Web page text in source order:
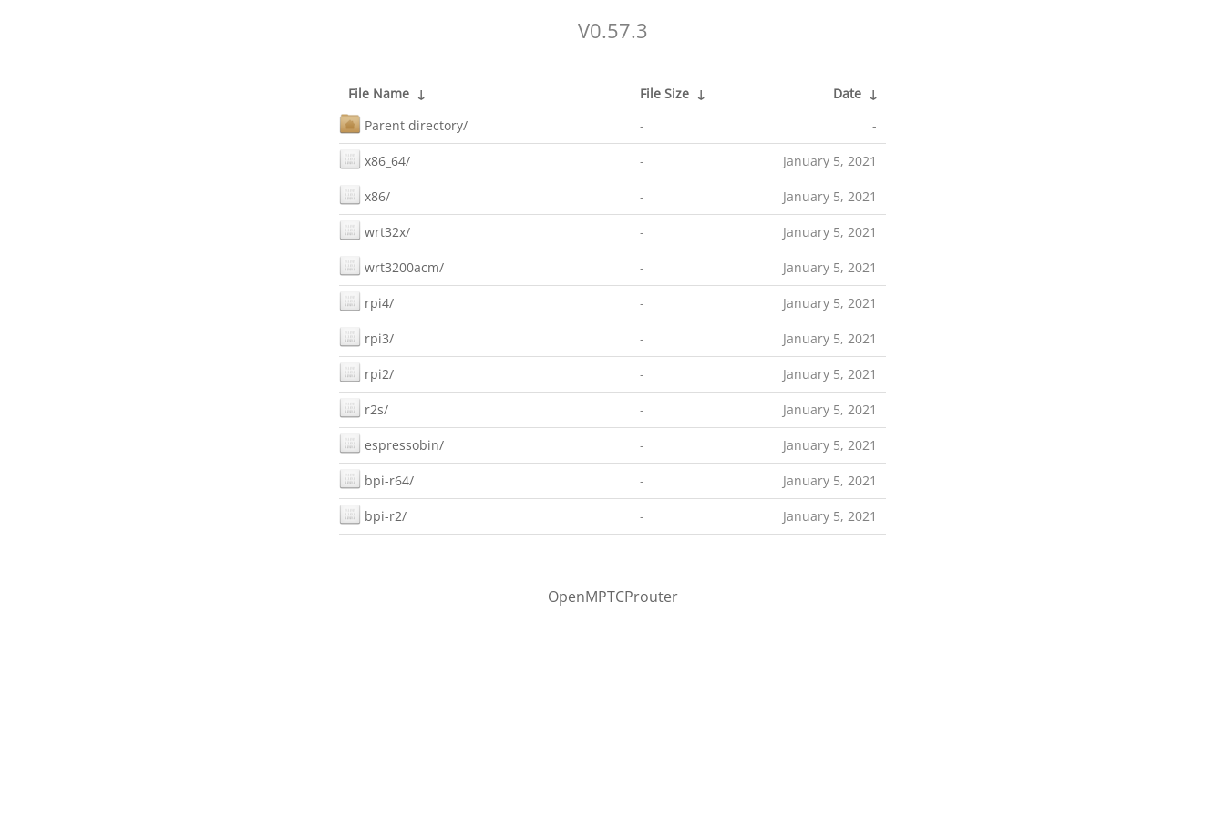
V0.57.3
File Name ↓ File Size ↓ Date ↓
Parent directory/
- -
x86_64/ - January 5, 2021
x86/ - January 5, 2021
wrt32x/ - January 5, 2021
wrt3200acm/ - January 5, 2021
rpi4/ - January 5, 2021
rpi3/ - January 5, 2021
rpi2/ - January 5, 2021
r2s/ - January 5, 2021
espressobin/ - January 5, 2021
bpi-r64/ - January 5, 2021
bpi-r2/ - January 5, 2021
OpenMPTCProuter